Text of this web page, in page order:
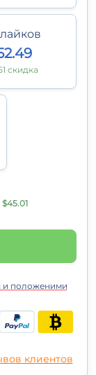
лайков
скидка
$45.01
и положеними
клиентов